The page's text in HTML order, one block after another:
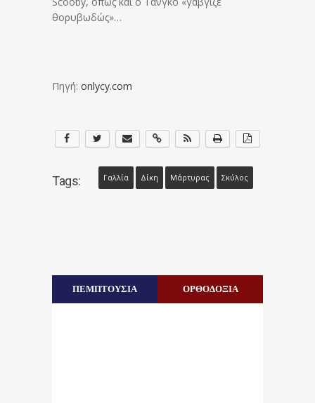
θορυβωδώς»…
Πηγή: onlycy.com
Tags: Γαλλία Δίκη Μάρτυρας Σκύλος
ΠΕΜΠΤΟΥΣΙΑ ΟΡΘΟΔΟΞΙΑ